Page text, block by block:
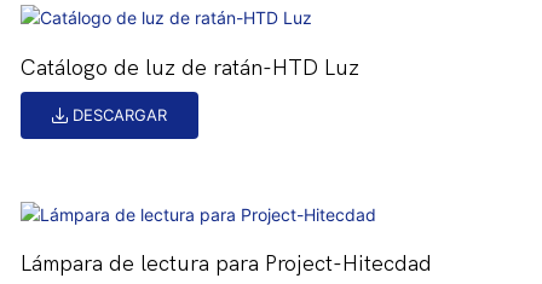
Catálogo de luz de ratán-HTD Luz
DESCARGAR
Lámpara de lectura para Project-Hitecdad